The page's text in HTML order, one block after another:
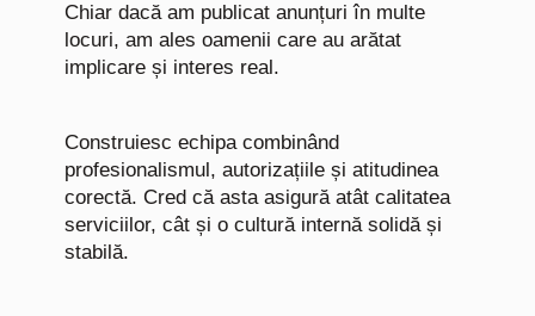
Chiar dacă am publicat anunțuri în multe
locuri, am ales oamenii care au arătat
implicare și interes real.
Construiesc echipa combinând
profesionalismul, autorizațiile și atitudinea
corectă. Cred că asta asigură atât calitatea
serviciilor, cât și o cultură internă solidă și
stabilă.